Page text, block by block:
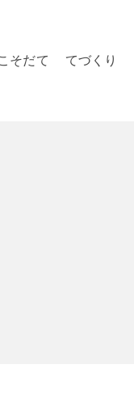
そだて てづくり